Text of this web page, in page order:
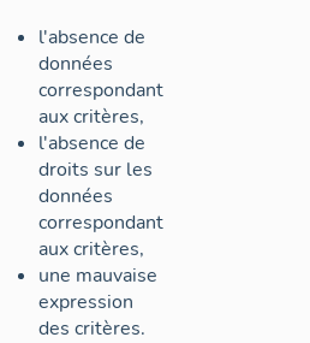
l'absence de
données
correspondant
aux critères,
l'absence de
droits sur les
données
correspondant
aux critères,
une mauvaise
expression
des critères.